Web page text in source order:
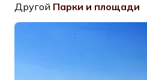
Другой Парки и площади